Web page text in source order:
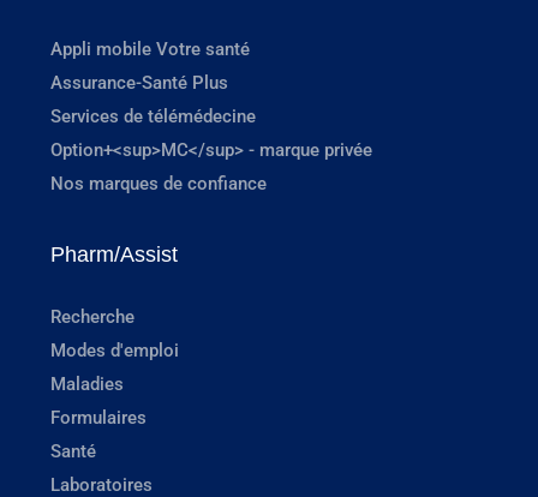
Appli mobile Votre santé
Assurance-Santé Plus
Services de télémédecine
Option+<sup>MC</sup> - marque privée
Nos marques de confiance
Pharm/Assist
Recherche
Modes d'emploi
Maladies
Formulaires
Santé
Laboratoires